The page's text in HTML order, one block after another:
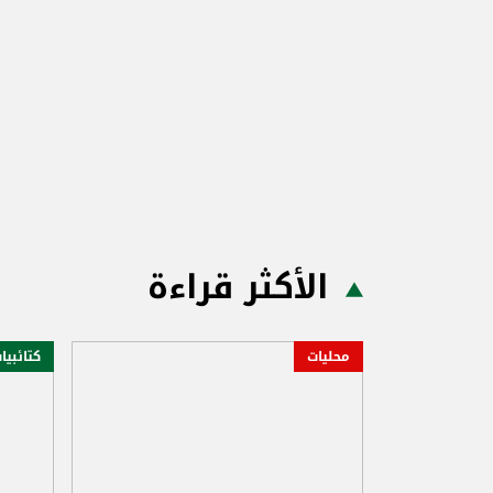
الأكثر قراءة
محليات